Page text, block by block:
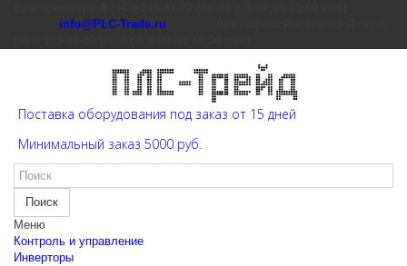
info@PLC-Trade.ru
Поставка оборудования под заказ от 15 дней
Минимальный заказ 5000 руб.
Поиск
Меню
Контроль и управление
Инверторы